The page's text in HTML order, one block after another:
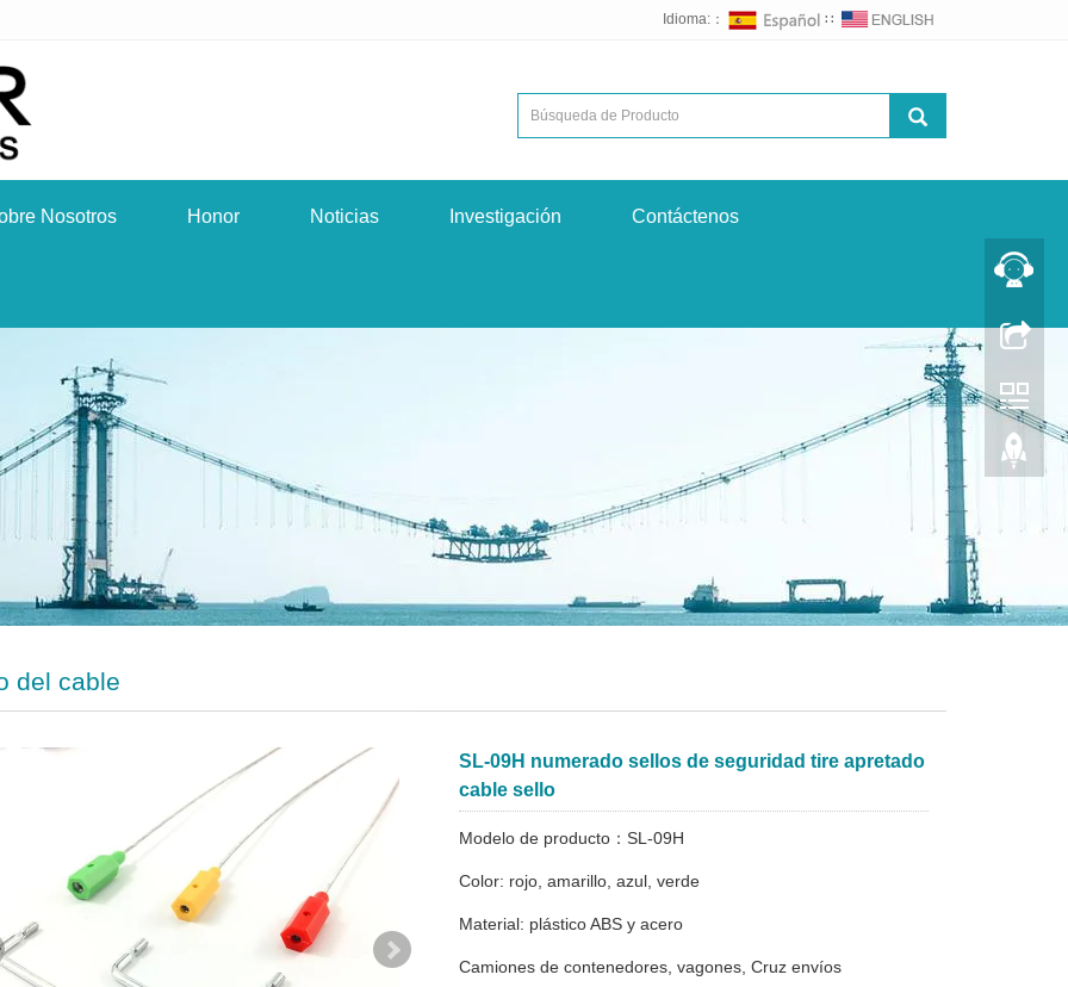
Idioma:： ∷
Nosotros Honor Noticias Investigación Contáctenos
del cable
SL-09H numerado sellos de seguridad tire apretado
cable sello
Modelo de producto：SL-09H
Color: rojo, amarillo, azul, verde
Material: plástico ABS y acero
Camiones de contenedores, vagones, Cruz envíos